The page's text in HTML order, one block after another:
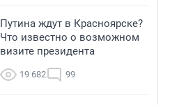
Путина ждут в Красноярске?
Что известно о возможном
визите президента
19 682 99